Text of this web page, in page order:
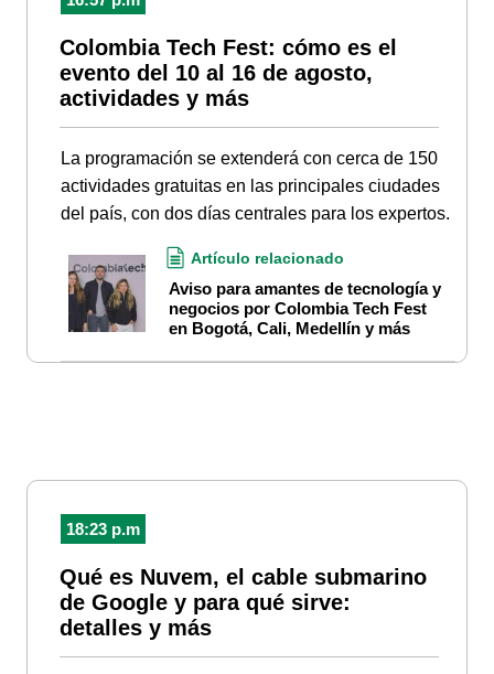
Colombia Tech Fest: cómo es el
evento del 10 al 16 de agosto,
actividades y más
La programación se extenderá con cerca de 150
actividades gratuitas en las principales ciudades
del país, con dos días centrales para los expertos.
Artículo relacionado
Aviso para amantes de tecnología y
negocios por Colombia Tech Fest
en Bogotá, Cali, Medellín y más
18:23 p.m
Qué es Nuvem, el cable submarino
de Google y para qué sirve:
detalles y más